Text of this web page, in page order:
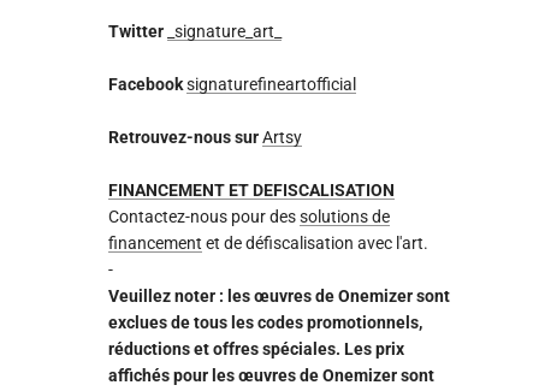
Twitter _signature_art_
Facebooksignaturefineartofficial
Retrouvez-nous sur Artsy
FINANCEMENT ET DEFISCALISATION
Contactez-nous pour dessolutions de
financement et de défiscalisation avec l'art.
-
Veuillez noter : les œuvres de Onemizer sont
exclues de tous les codes promotionnels,
réductions et offres spéciales. Les prix
affichés pour les œuvres de Onemizer sont